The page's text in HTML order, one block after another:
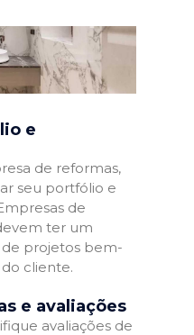
e
de reformas,
seu portfólio e
de
ter um
projetos bem-
cliente.
e avaliações
avaliações de